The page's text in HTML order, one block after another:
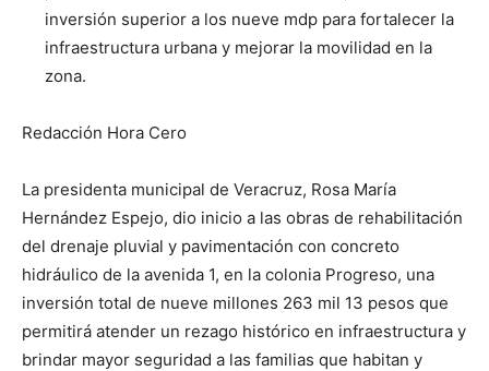
inversión superior a los nueve mdp para fortalecer la
infraestructura urbana y mejorar la movilidad en la
zona.
Redacción Hora Cero
La presidenta municipal de Veracruz, Rosa María
Hernández Espejo, dio inicio a las obras de rehabilitación
del drenaje pluvial y pavimentación con concreto
hidráulico de la avenida 1, en la colonia Progreso, una
inversión total de nueve millones 263 mil 13 pesos que
permitirá atender un rezago histórico en infraestructura y
brindar mayor seguridad a las familias que habitan y